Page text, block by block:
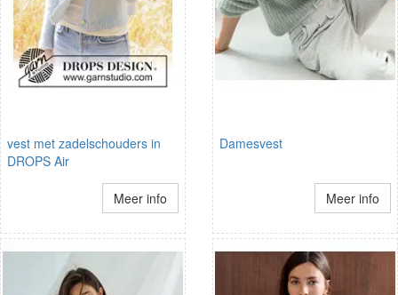
vest met zadelschouders in
DROPS Air
Meer info
Damesvest
Meer info